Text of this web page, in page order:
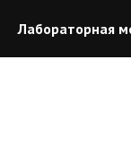
Лабораторная